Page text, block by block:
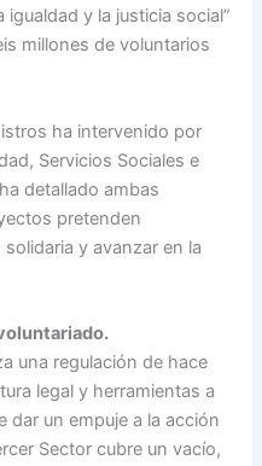
y la justicia social”
millones de voluntarios
ha intervenido por
Servicios Sociales e
detallado ambas
pretenden
y avanzar en la
una regulación de hace
legal y herramientas a
dar un empuje a la acción
Sector cubre un vacío,